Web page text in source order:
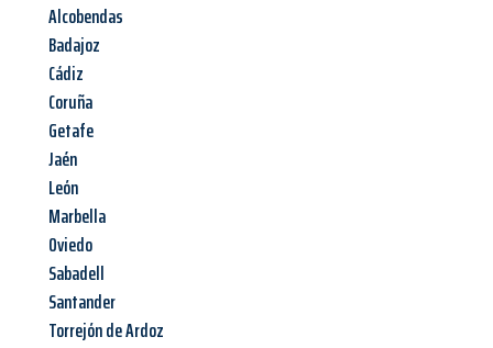
Alcobendas
Badajoz
Cádiz
Coruña
Getafe
Jaén
León
Marbella
Oviedo
Sabadell
Santander
Torrejón de Ardoz